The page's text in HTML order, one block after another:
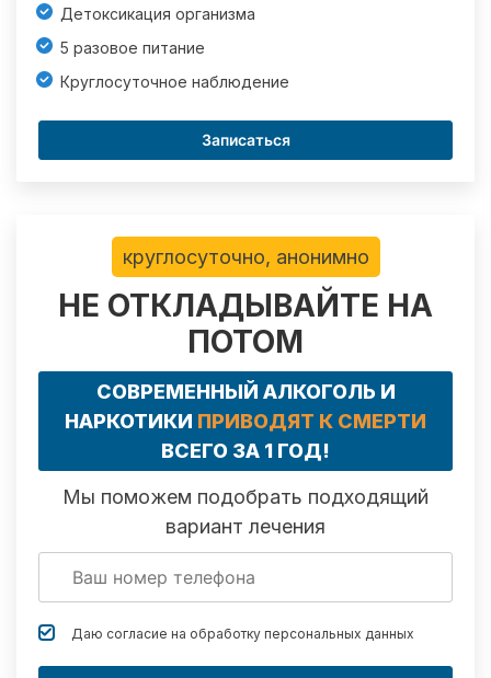
Детоксикация организма
5 разовое питание
Круглосуточное наблюдение
Записаться
круглосуточно, анонимно
НЕ ОТКЛАДЫВАЙТЕ НА
ПОТОМ
СОВРЕМЕННЫЙ АЛКОГОЛЬ И
НАРКОТИКИ ПРИВОДЯТ К СМЕРТИ
ВСЕГО ЗА 1 ГОД!
Мы поможем подобрать подходящий
вариант лечения
Даю согласие на обработку персональных данных